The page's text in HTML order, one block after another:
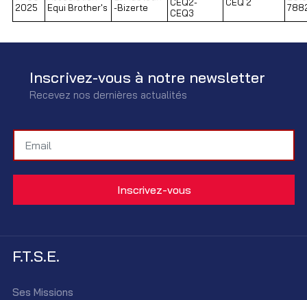
2025
Equi Brother's
-Bizerte
CEQ3
Inscrivez-vous à notre newsletter
Recevez nos dernières actualités
F.T.S.E.
Ses Missions